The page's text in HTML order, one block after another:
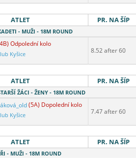
ATLET PR. NA ŠÍP
- MUŽI - 18M ROUND
Odpolední kolo
Kyšice 8.52 after 60
ATLET PR. NA ŠÍP
ŽÁCI - ŽENY - 18M ROUND
(5A) Dopolední kolo
Kyšice 7.47 after 60
ATLET PR. NA ŠÍP
- MUŽI - 18M ROUND